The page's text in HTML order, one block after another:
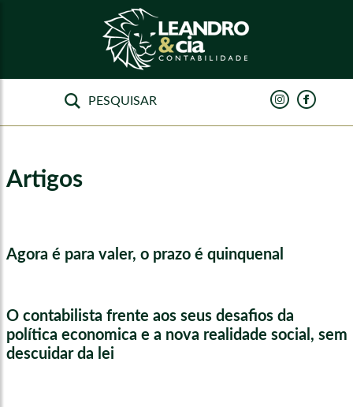
Artigos
Agora é para valer, o prazo é quinquenal
O contabilista frente aos seus desafios da
política economica e a nova realidade social, sem
descuidar da lei